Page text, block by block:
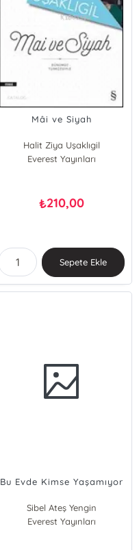
Mâi ve Siyah
Halit Ziya Uşaklıgil
Everest Yayınları
₺210,00
Sepete Ekle
Bu Evde Kimse Yaşamıyor
Sibel Ateş Yengin
Everest Yayınları